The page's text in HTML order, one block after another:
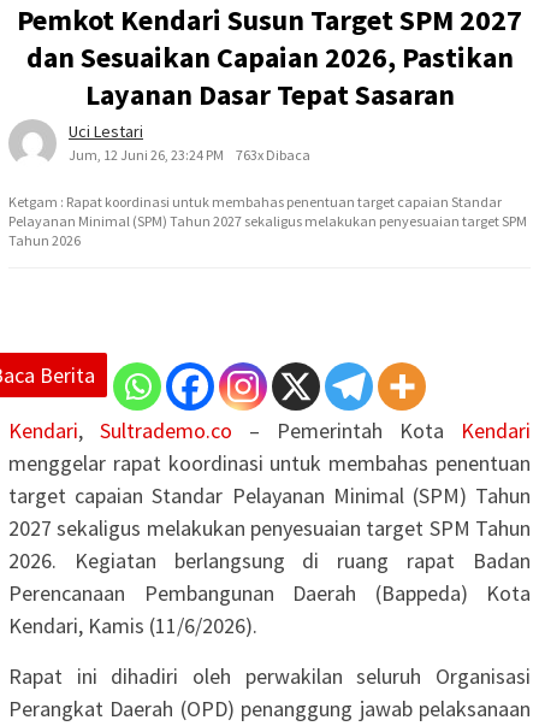
Pemkot Kendari Susun Target SPM 2027
dan Sesuaikan Capaian 2026, Pastikan
Layanan Dasar Tepat Sasaran
Uci Lestari
Jum, 12 Juni 26, 23:24 PM 763x Dibaca
Ketgam : Rapat koordinasi untuk membahas penentuan target capaian Standar
Pelayanan Minimal (SPM) Tahun 2027 sekaligus melakukan penyesuaian target SPM
Tahun 2026
Berita
Kendari, Sultrademo.co – Pemerintah Kota Kendari
menggelar rapat koordinasi untuk membahas penentuan
target capaian Standar Pelayanan Minimal (SPM) Tahun
2027 sekaligus melakukan penyesuaian target SPM Tahun
2026. Kegiatan berlangsung di ruang rapat Badan
Perencanaan Pembangunan Daerah (Bappeda) Kota
Kendari, Kamis (11/6/2026).
Rapat ini dihadiri oleh perwakilan seluruh Organisasi
Perangkat Daerah (OPD) penanggung jawab pelaksanaan